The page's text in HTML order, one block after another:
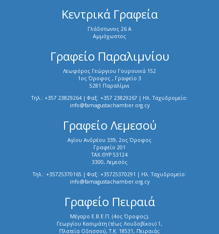
Κεντρικά Γραφεία
Γλάδστωνος 26 Α
Αμμόχωστος
Γραφείο Παραλιμνίου
Λεωφόρος Γεώργιου Γουρουνιά 152
1ος Όροφος , Γραφείο 3
5281 Παραλίμνι
Τηλ.: +357 23829264 | Φαξ: +357 23829267 | Ηλ. Ταχυδρομείο:
info@famagustachamber.org.cy
Γραφείο Λεμεσού
Αγίου Ανδρέου 339, 2ος Όροφος
Γραφείο 201
ΤΑΧ.ΘΥΡ 53124
3300, Λεμεσός
Τηλ.: +35725370165 | Φαξ: +35725370291 | Ηλ. Ταχυδρομείο:
info@famagustachamber.org.cy
Γραφείο Πειραιά
Μέγαρο Ε.Β.Ε.Π. (4ος Όροφος),
Γεωργίου Κασιμάτη (τέως Λουδοβίκου) 1,
Πλατεία Οδησσού, Τ.Κ. 18531, Πειραιάς